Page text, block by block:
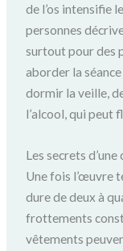
de l’os intensifie
personnes
surtout pour des
aborder la
dormir la veille,
l’alcool, qui peut
Les secrets
Une fois l’œuvre
dure de deux à
frottements
vêtements